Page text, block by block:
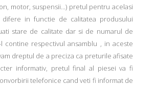
motor, suspensii...) pretul pentru acelasi
in functie de calitatea produsului
stare de calitate dar si de numarul de
contine respectivul ansamblu , in aceste
dreptul de a preciza ca preturile afisate
informativ, pretul final al piesei va fi
telefonice cand veti fi informat de